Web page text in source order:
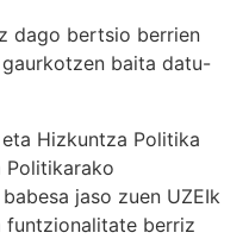
dago bertsio berrien
baita datu-
Hizkuntza Politika
Politikarako
jaso zuen UZEIk
funtzionalitate berriz